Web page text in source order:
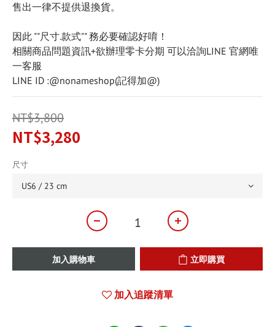
售出一律不提供退換貨。
因此 ""尺寸.款式"" 務必要確認好唷！
相關商品問題資訊+欲辦理零卡分期 可以洽詢LINE 官網唯
一客服
LINE ID :@nonameshop(記得加@)
NT$3,800
NT$3,280
尺寸
加入購物車 立即購買
加入追蹤清單